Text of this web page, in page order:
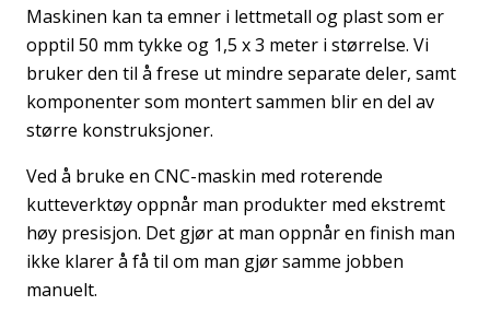
Maskinen kan ta emner i lettmetall og plast som er
opptil 50 mm tykke og 1,5 x 3 meter i størrelse. Vi
bruker den til å frese ut mindre separate deler, samt
komponenter som montert sammen blir en del av
større konstruksjoner.
Ved å bruke en CNC-maskin med roterende
kutteverktøy oppnår man produkter med ekstremt
høy presisjon. Det gjør at man oppnår en finish man
ikke klarer å få til om man gjør samme jobben
manuelt.